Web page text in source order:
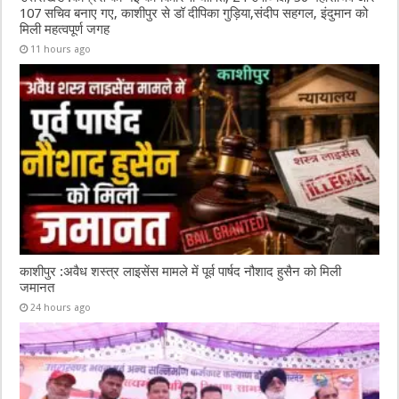
107 सचिव बनाए गए, काशीपुर से डॉ दीपिका गुड़िया,संदीप सहगल, इंदुमान को
मिली महत्वपूर्ण जगह
11 hours ago
काशीपुर :अवैध शस्त्र लाइसेंस मामले में पूर्व पार्षद नौशाद हुसैन को मिली
जमानत
24 hours ago